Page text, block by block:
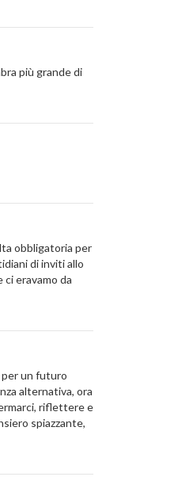
più grande di
obbligatoria per
di inviti allo
eravamo da
per un futuro
alternativa, ora
riflettere e
spiazzante,